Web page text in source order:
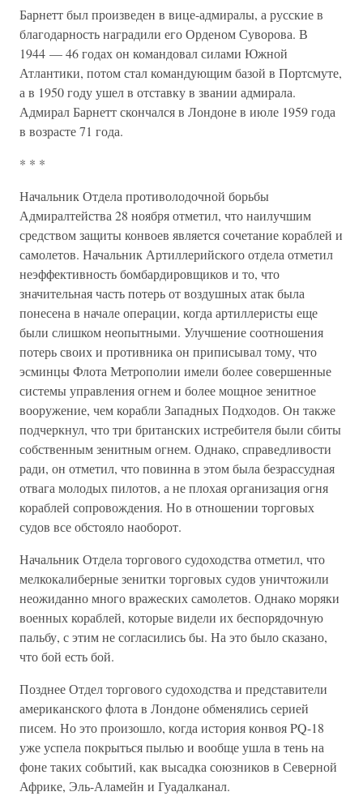
Барнетт был произведен в вице-адмиралы, а русские в
благодарность наградили его Орденом Суворова. В
1944 — 46 годах он командовал силами Южной
Атлантики, потом стал командующим базой в Портсмуте,
а в 1950 году ушел в отставку в звании адмирала.
Адмирал Барнетт скончался в Лондоне в июле 1959 года
в возрасте 71 года.
* * *
Начальник Отдела противолодочной борьбы
Адмиралтейства 28 ноября отметил, что наилучшим
средством защиты конвоев является сочетание кораблей и
самолетов. Начальник Артиллерийского отдела отметил
неэффективность бомбардировщиков и то, что
значительная часть потерь от воздушных атак была
понесена в начале операции, когда артиллеристы еще
были слишком неопытными. Улучшение соотношения
потерь своих и противника он приписывал тому, что
эсминцы Флота Метрополии имели более совершенные
системы управления огнем и более мощное зенитное
вооружение, чем корабли Западных Подходов. Он также
подчеркнул, что три британских истребителя были сбиты
собственным зенитным огнем. Однако, справедливости
ради, он отметил, что повинна в этом была безрассудная
отвага молодых пилотов, а не плохая организация огня
кораблей сопровождения. Но в отношении торговых
судов все обстояло наоборот.
Начальник Отдела торгового судоходства отметил, что
мелкокалиберные зенитки торговых судов уничтожили
неожиданно много вражеских самолетов. Однако моряки
военных кораблей, которые видели их беспорядочную
пальбу, с этим не согласились бы. На это было сказано,
что бой есть бой.
Позднее Отдел торгового судоходства и представители
американского флота в Лондоне обменялись серией
писем. Но это произошло, когда история конвоя PQ-18
уже успела покрыться пылью и вообще ушла в тень на
фоне таких событий, как высадка союзников в Северной
Африке, Эль-Аламейн и Гуадалканал.